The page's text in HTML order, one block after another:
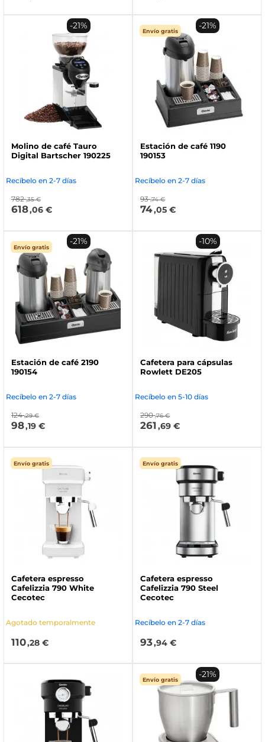
Molino de café Tauro
Digital Bartscher 190225
Recíbelo en 2-7 días
782 ,35 €
618,06 €
-21%
Envío gratis
Estación de café 1190
190153
Recíbelo en 2-7 días
93 ,74 €
74,05 €
-21%
Envío gratis
Estación de café 2190
190154
Recíbelo en 2-7 días
124 ,29 €
98,19 €
-21%
Cafetera para cápsulas
Rowlett DE205
Recíbelo en 5-10 días
290 ,76 €
261,69 €
-10%
Envío gratis
Cafetera espresso
Cafelizzia 790 White
Cecotec
Agotado temporalmente
110,28 €
Envío gratis
Cafetera espresso
Cafelizzia 790 Steel
Cecotec
Recíbelo en 2-7 días
93,94 €
Envío gratis
-21%